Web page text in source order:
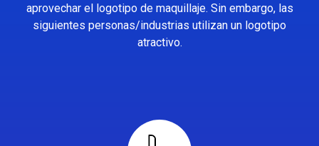
aprovechar el logotipo de maquillaje. Sin embargo, las
siguientes personas/industrias utilizan un logotipo
atractivo.